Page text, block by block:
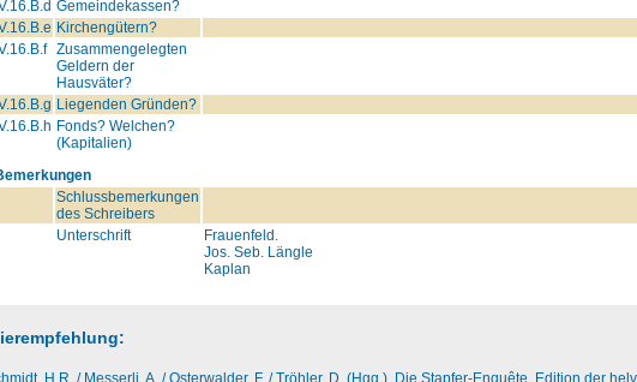
Gemeindekassen?
Kirchengütern?
Zusammengelegten
Geldern der
Hausväter?
Liegenden Gründen?
Fonds? Welchen?
(Kapitalien)
Schlussbemerkungen
des Schreibers
Unterschrift
Frauenfeld.
Jos. Seb. Längle
Kaplan
H.R. / Messerli, A. / Osterwalder, F. / Tröhler, D. (Hgg.), Die Stapfer-Enquête. Edition der